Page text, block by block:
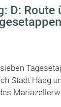
D: Route
Stadt Haag